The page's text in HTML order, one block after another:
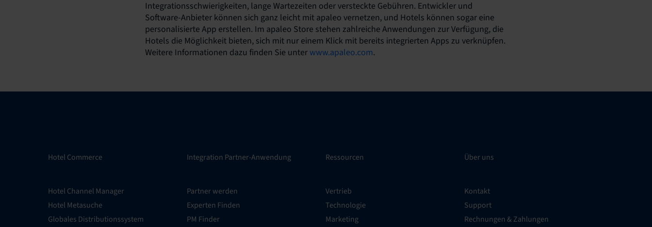
Integrationsschwierigkeiten, lange Wartezeiten oder versteckte Gebühren. Entwickler und
Software-Anbieter können sich ganz leicht mit apaleo vernetzen, und Hotels können sogar eine
personalisierte App erstellen. Im apaleo Store stehen zahlreiche Anwendungen zur Verfügung, die
Hotels die Möglichkeit bieten, sich mit nur einem Klick mit bereits integrierten Apps zu verknüpfen.
Weitere Informationen dazu finden Sie unter www.apaleo.com.
Hotel Commerce
Hotel Channel Manager
Hotel Metasuche
Globales Distributionssystem
Integration Partner-Anwendung
Partner werden
Experten Finden
PM Finder
Ressourcen
Vertrieb
Technologie
Marketing
Über uns
Kontakt
Support
Rechnungen & Zahlungen